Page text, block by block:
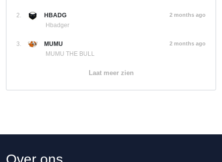
2.
HBADG
Hbadger
2 months ago
3.
MUMU
MUMU THE BULL
2 months ago
Laat meer zien